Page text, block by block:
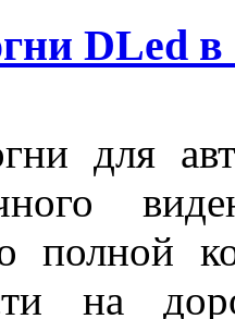
DLed
для
о полной
на